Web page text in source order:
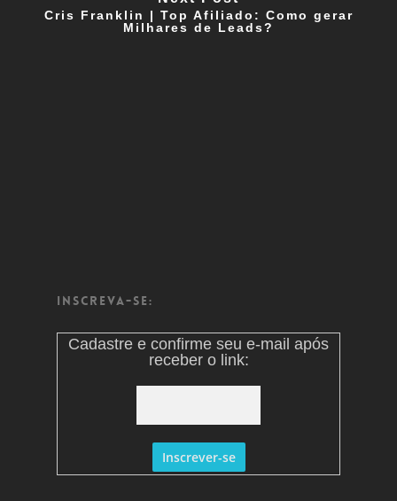
Cris Franklin | Top Afiliado: Como gerar
Milhares de Leads?
Inscreva-se:
Cadastre e confirme seu e-mail após
receber o link: